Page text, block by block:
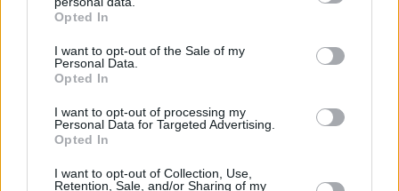
grant or deny consent to Google and its third-party tags to
use your data for below specified purposes in below Google
consent section.
Opted In
I want to opt-out of the Sale of my
Personal Data.
Opted In
I want to opt-out of processing my
Personal Data for Targeted Advertising.
Opted In
I want to opt-out of Collection, Use,
Retention, Sale, and/or Sharing of my
Ο γιος του Παύλου και της Μαρί Σαντάλ, Αχιλλέας, σε
ταινία με την Τζένιφερ Λόρενς
04.07.2023, 18:29
Thema Insights